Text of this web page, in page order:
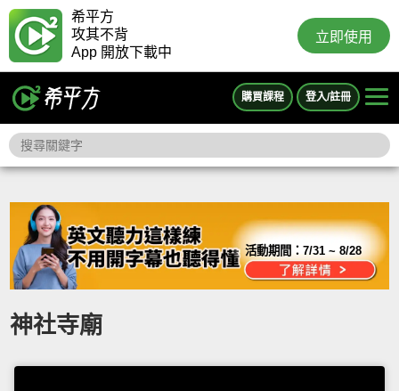
希平方
攻其不背
App 開放下載中
立即使用
購買課程 登入/註冊
活動期間：7/31 ~ 8/28
神社寺廟